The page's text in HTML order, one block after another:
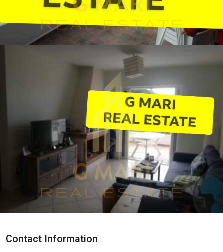
Contact Information